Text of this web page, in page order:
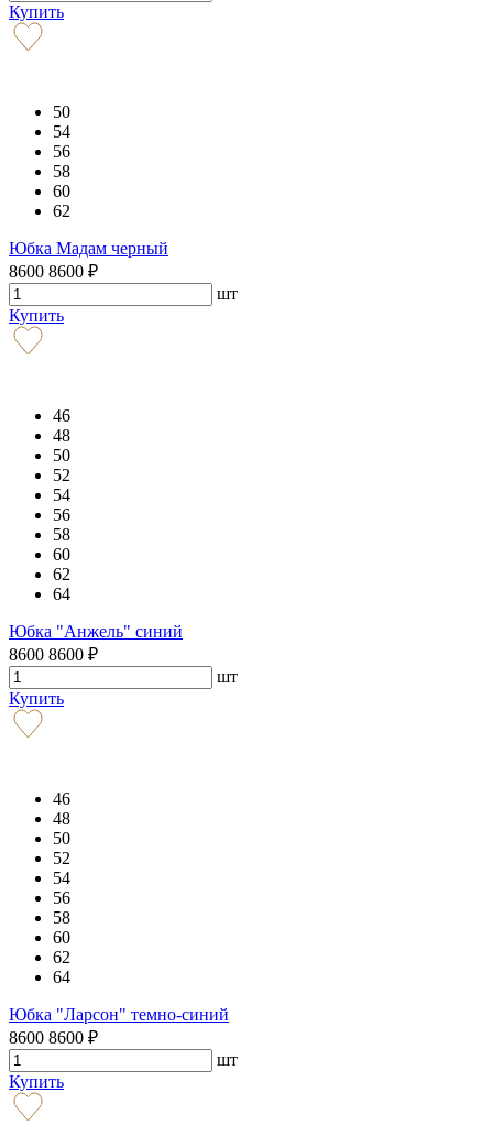
Купить
50
54
56
58
60
62
Юбка Мадам черный
8600 8600 ₽
шт
Купить
46
48
50
52
54
56
58
60
62
64
Юбка "Анжель" синий
8600 8600 ₽
шт
Купить
46
48
50
52
54
56
58
60
62
64
Юбка "Ларсон" темно-синий
8600 8600 ₽
шт
Купить